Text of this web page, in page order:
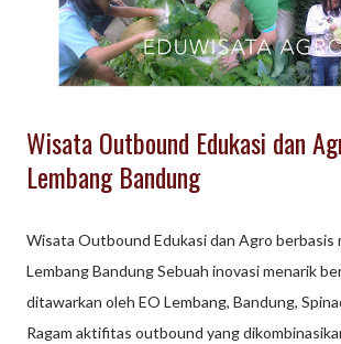
Alam dan Kebun Raya : Kebun Raya Bandung
Kebun Raya Purwodadi) dan area seperti
Wisata Outbound Edukasi dan
Lembang Bandung
Wisata Outbound Edukasi dan Agro berbasis
Lembang Bandung Sebuah inovasi menarik
ditawarkan oleh EO Lembang, Bandung,
Ragam aktifitas outbound yang